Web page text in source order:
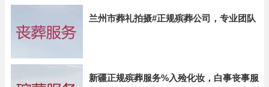
兰州市葬礼拍摄#正规殡葬公司，专业团队
新疆正规殡葬服务%入殓化妆，白事丧事服